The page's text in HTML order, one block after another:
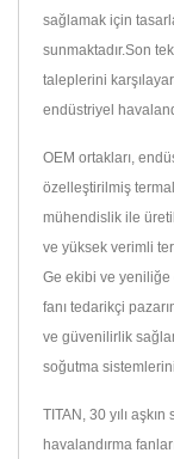
sağlamak için
sunmaktadır.Son
taleplerini
endüstriyel
OEM ortakları,
özelleştirilmiş
mühendislik ile
ve yüksek verimli
Ge ekibi ve yeniliğe
fanı tedarikçi
ve güvenilirlik
soğutma
TITAN, 30 yılı
havalandırma